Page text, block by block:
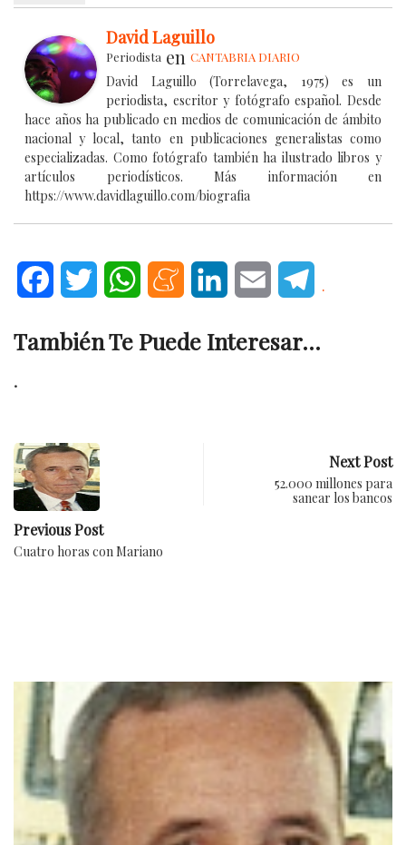
David Laguillo
Periodista en CANTABRIA DIARIO
David Laguillo (Torrelavega, 1975) es un
periodista, escritor y fotógrafo español. Desde
hace años ha publicado en medios de comunicación de ámbito
nacional y local, tanto en publicaciones generalistas como
especializadas. Como fotógrafo también ha ilustrado libros y
artículos periodísticos. Más información en
https://www.davidlaguillo.com/biografia
FacebookTwitter WhatsAppMeneameLinkedInEmail .
También Te Puede Interesar...
.
Previous Post
Cuatro horas con Mariano
Next Post
52.000 millones para
sanear los bancos